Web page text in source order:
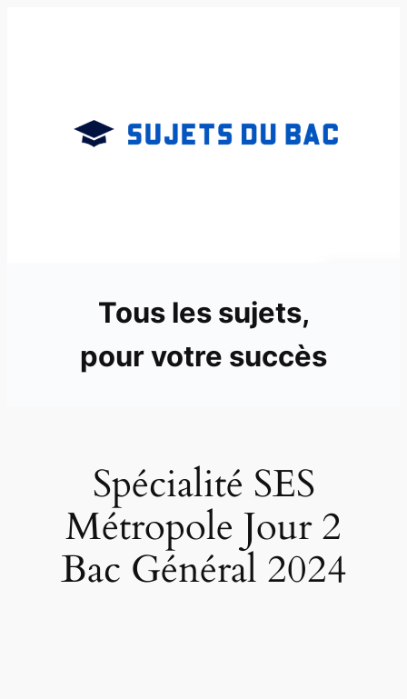
Tous les sujets,
pour votre succès
Spécialité SES
Métropole Jour 2
Bac Général 2024